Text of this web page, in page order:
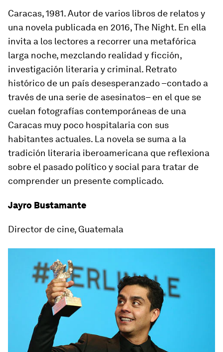
Caracas, 1981. Autor de varios libros de relatos y
una novela publicada en 2016,The Night. En ella
invita a los lectores a recorrer una metafórica
larga noche, mezclando realidad y ficción,
investigación literaria y criminal. Retrato
histórico de un país desesperanzado –contado a
través de una serie de asesinatos– en el que se
cuelan fotografías contemporáneas de una
Caracas muy poco hospitalaria con sus
habitantes actuales. La novela se suma a la
tradición literaria iberoamericana que reflexiona
sobre el pasado político y social para tratar de
comprender un presente complicado.
Jayro Bustamante
Director de cine, Guatemala